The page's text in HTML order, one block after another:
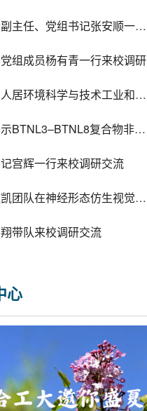
黑龙江省人大常委会副主任、党组书记张安顺一行到哈工大先进技术研究院调研
组成员杨有青一行来校调研
哈工大举办寒地智慧人居环境科学与技术工业和信息化部重点实验室第一届学术委员会第一...
哈工大黄志伟团队揭示BTNL3–BTNL8复合物非抗原依赖的激活γδ T细胞的分子机制
宫辉一行来校调研交流
哈工大徐成彦、秦敬凯团队在神经形态仿生视觉传感领域取得重要突破
带队来校调研交流
心